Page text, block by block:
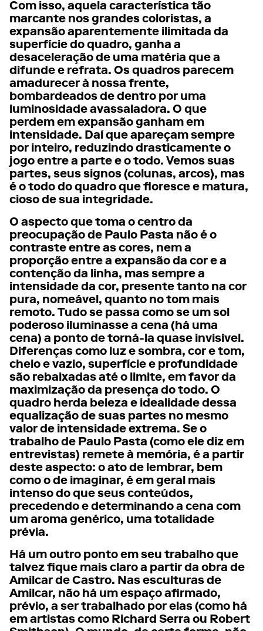
Com isso, aquela característica tão
marcante nos grandes coloristas, a
expansão aparentemente ilimitada da
superfície do quadro, ganha a
desaceleração de uma matéria que a
difunde e refrata. Os quadros parecem
amadurecer à nossa frente,
bombardeados de dentro por uma
luminosidade avassaladora. O que
perdem em expansão ganham em
intensidade. Daí que apareçam sempre
por inteiro, reduzindo drasticamente o
jogo entre a parte e o todo. Vemos suas
partes, seus signos (colunas, arcos), mas
é o todo do quadro que floresce e matura,
cioso de sua integridade.
O aspecto que toma o centro da
preocupação de Paulo Pasta não é o
contraste entre as cores, nem a
proporção entre a expansão da cor e a
contenção da linha, mas sempre a
intensidade da cor, presente tanto na cor
pura, nomeável, quanto no tom mais
remoto. Tudo se passa como se um sol
poderoso iluminasse a cena (há uma
cena) a ponto de torná-la quase invisível.
Diferenças como luz e sombra, cor e tom,
cheio e vazio, superfície e profundidade
são rebaixadas até o limite, em favor da
maximização da presença do todo. O
quadro herda beleza e idealidade dessa
equalização de suas partes no mesmo
valor de intensidade extrema. Se o
trabalho de Paulo Pasta (como ele diz em
entrevistas) remete à memória, é a partir
deste aspecto: o ato de lembrar, bem
como o de imaginar, é em geral mais
intenso do que seus conteúdos,
precedendo e determinando a cena com
um aroma genérico, uma totalidade
prévia.
Há um outro ponto em seu trabalho que
talvez fique mais claro a partir da obra de
Amilcar de Castro. Nas esculturas de
Amilcar, não há um espaço afirmado,
prévio, a ser trabalhado por elas (como há
em artistas como Richard Serra ou Robert